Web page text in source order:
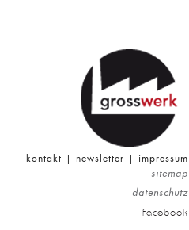
kontakt | newsletter | impressum
sitemap
datenschutz
facebook